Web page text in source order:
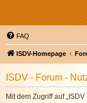
FAQ
ISDV-Homepage
ISDV - Forum -
Mit dem Zugriff auf